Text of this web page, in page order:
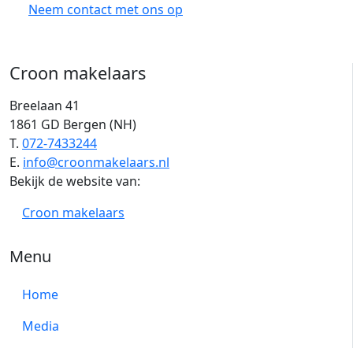
Neem contact met ons op
Croon makelaars
Breelaan 41
1861 GD Bergen (NH)
T. 072-7433244
E. info@croonmakelaars.nl
Bekijk de website van:
Croon makelaars
Menu
Home
Media